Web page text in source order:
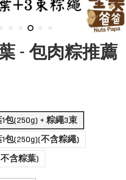
- 包肉粽推薦
包(250g) + 粽繩3束
包(250g)(不含粽繩)
含粽葉)